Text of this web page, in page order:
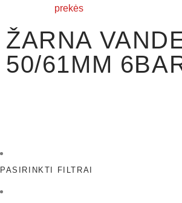
prekės
ŽARNA
50/61MM
PASIRINKTI FILTRAI